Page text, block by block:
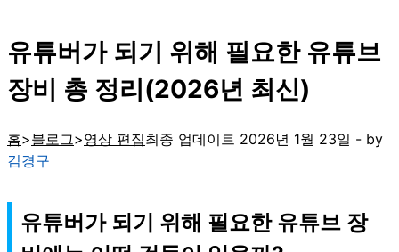
유튜버가 되기 위해 필요한 유튜브
장비 총 정리(2026년 최신)
홈 블로그 영상 편집최종 업데이트 2026년 1월 23일 - by
김경구
유튜버가 되기 위해 필요한 유튜브 장